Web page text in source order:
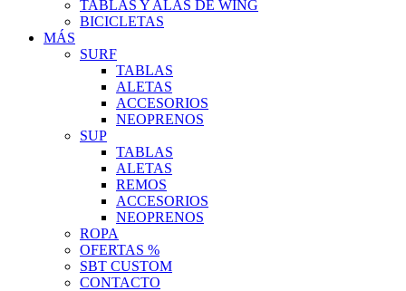
TABLAS Y ALAS DE WING
BICICLETAS
MÁS
SURF
TABLAS
ALETAS
ACCESORIOS
NEOPRENOS
SUP
TABLAS
ALETAS
REMOS
ACCESORIOS
NEOPRENOS
ROPA
OFERTAS %
SBT CUSTOM
CONTACTO